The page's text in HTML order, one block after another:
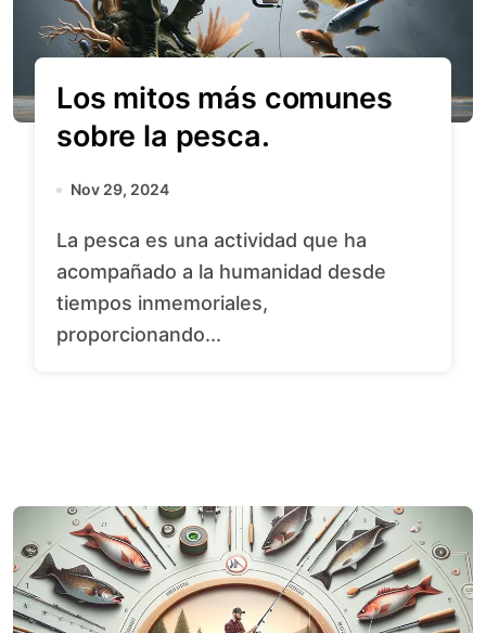
Los mitos más comunes
sobre la pesca.
Nov 29, 2024
La pesca es una actividad que ha
acompañado a la humanidad desde
tiempos inmemoriales,
proporcionando...